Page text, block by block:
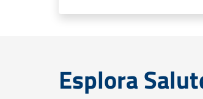
Esplora